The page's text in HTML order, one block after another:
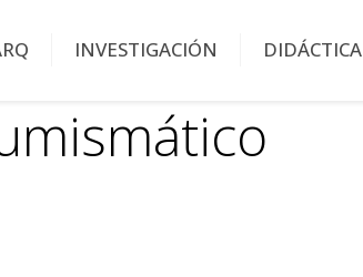
INVESTIGACIÓN DIDÁCTICA